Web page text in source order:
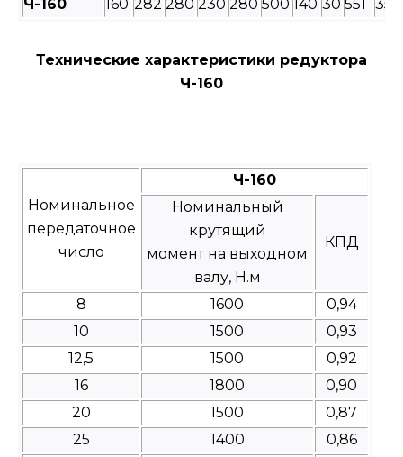
Ч-160 160 282 280 230 280 500 140 30 551 350
Технические характеристики редуктора
Ч-160
Номинальное
передаточное
число
Ч-160
Номинальный
крутящий
момент на выходном
валу, Н.м
КПД
8 1600
0,94
10
1500
0,93
12,5
1500
0,92
16
1800
0,90
20
1500
0,87
25
1400
0,86